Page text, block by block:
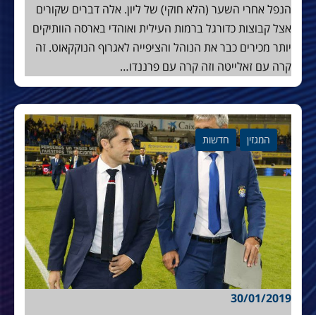
הנפל אחרי השער (הלא חוקי) של ליון. אלה דברים שקורים
אצל קבוצות כדורגל ברמות העילית ואוהדי בארסה הוותיקים
יותר מכירים כבר את הנוהל והציפייה לאגרוף הנוקקאוט. זה
קרה עם זאלייטה וזה קרה עם פרננדו…
המגזין חדשות
30/01/2019